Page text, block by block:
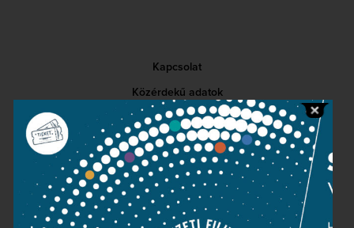
Kapcsolat
Közérdekű adatok
Sajtószoba
Adatvédelem
Impresszum